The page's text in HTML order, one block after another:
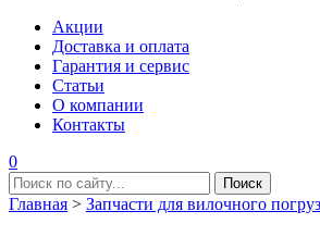
Акции
Доставка и оплата
Гарантия и сервис
Статьи
О компании
Контакты
0
Главная > Запчасти для вилочного